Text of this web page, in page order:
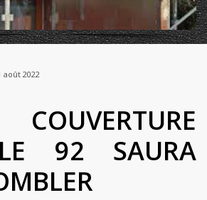
août 2022
COUVERTURE
92 SAURA